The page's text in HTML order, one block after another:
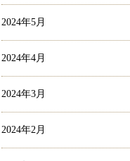
2024年5月
2024年4月
2024年3月
2024年2月